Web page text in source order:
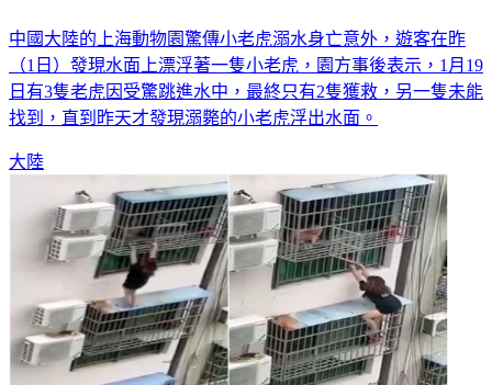
中國大陸的上海動物園驚傳小老虎溺水身亡意外，遊客在昨
（1日）發現水面上漂浮著一隻小老虎，園方事後表示，1月19
日有3隻老虎因受驚跳進水中，最終只有2隻獲救，另一隻未能
找到，直到昨天才發現溺斃的小老虎浮出水面。
大陸